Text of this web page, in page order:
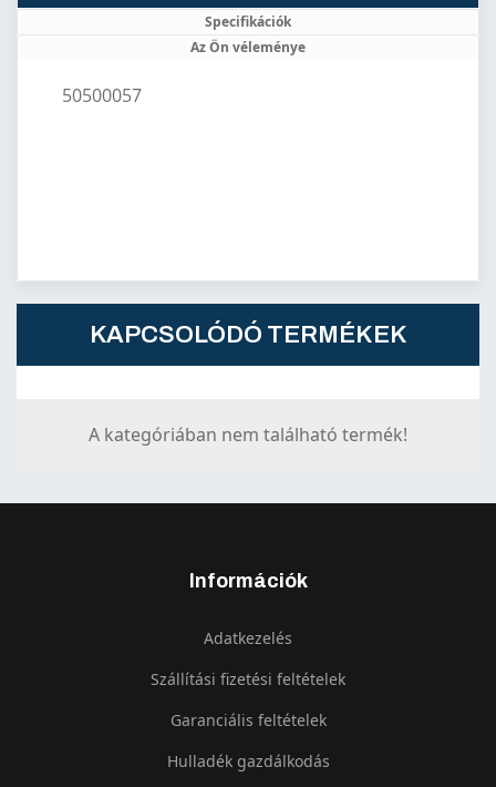
Specifikációk
Az Ön véleménye
50500057
KAPCSOLÓDÓ TERMÉKEK
A kategóriában nem található termék!
Információk
Adatkezelés
Szállítási fizetési feltételek
Garanciális feltételek
Hulladék gazdálkodás